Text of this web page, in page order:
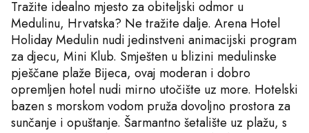
Tražite idealno mjesto za obiteljski odmor u
Medulinu, Hrvatska? Ne tražite dalje. Arena Hotel
Holiday Medulin nudi jedinstveni animacijski program
za djecu, Mini Klub. Smješten u blizini medulinske
pješčane plaže Bijeca, ovaj moderan i dobro
opremljen hotel nudi mirno utočište uz more. Hotelski
bazen s morskom vodom pruža dovoljno prostora za
sunčanje i opuštanje. Šarmantno šetalište uz plažu, s